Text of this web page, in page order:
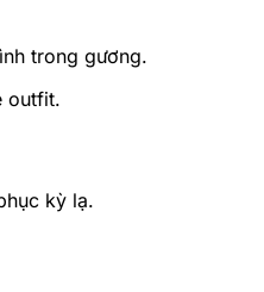
trong gương.
outfit.
kỳ lạ.